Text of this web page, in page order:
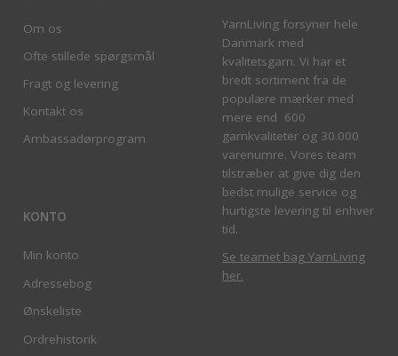
Om os
Ofte stillede spørgsmål
Fragt og levering
Kontakt os
Ambassadørprogram
KONTO
Min konto
Adressebog
Ønskeliste
Ordrehistorik
YarnLiving forsyner hele
Danmark med
kvalitetsgarn. Vi har et
bredt sortiment fra de
populære mærker med
mere end 600
garnkvaliteter og 30.000
varenumre. Vores team
tilstræber at give dig den
bedst mulige service og
hurtigste levering til enhver
tid.
Se teamet bag YarnLiving
her.